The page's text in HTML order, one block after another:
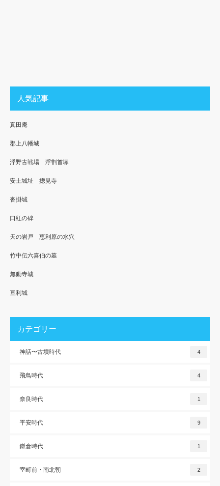
人気記事
真田庵
郡上八幡城
浮野古戦場 浮剕首塚
安土城址 摠見寺
沓掛城
口紅の碑
天の岩戸 恵利原の水穴
竹中伝六喜伯の墓
無動寺城
亘利城
カテゴリー
神話〜古墳時代 4
飛鳥時代 4
奈良時代 1
平安時代 9
鎌倉時代 1
室町前・南北朝 2